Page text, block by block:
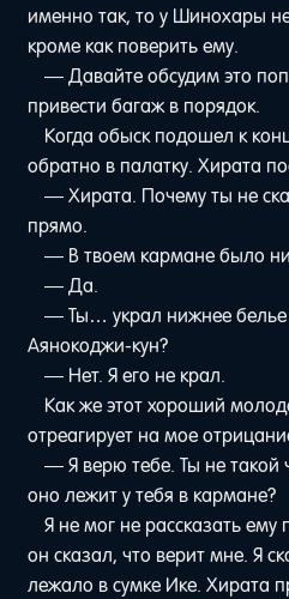
именно так, то у Шинохары
кроме как поверить ему.
— Давайте обсудим это
привести багаж в порядок.
Когда обыск подошел к
обратно в палатку. Хирата
— Хирата. Почему ты не
прямо.
— В твоем кармане было
— Да.
— Ты… украл нижнее белье
Аянокоджи-кун?
— Нет. Я его не крал.
Как же этот хороший
отреагирует на мое
— Я верю тебе. Ты не такой
оно лежит у тебя в кармане?
Я не мог не рассказать ему
он сказал, что верит мне. Я
лежало в сумке Ике. Хирата